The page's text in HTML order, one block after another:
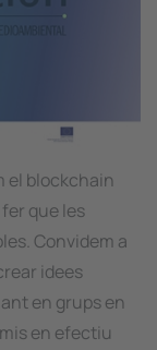
el blockchain
que les
Convidem a
idees
en grups en
en efectiu